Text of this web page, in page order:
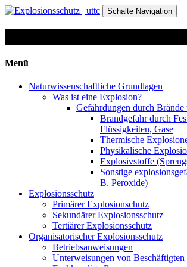
Zum
springen
Schalte Navigation
Menü
Naturwissenschaftliche Grundlagen
Was ist eine Explosion?
Gefährdungen durch
Brandgefahr durch
Flüssigkeiten, Gase
Thermische
Physikalische
Explosivstoffe
Sonstige
B. Peroxide)
Explosionsschutz
Primärer Explosionschutz
Sekundärer Explosionsschutz
Tertiärer Explosionsschutz
Organisatorischer Explosionsschutz
Betriebsanweisungen
Unterweisungen von Beschäftigten